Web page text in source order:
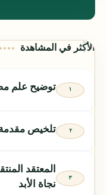
الأكثر في المشاهدة
توضيح علم
تلخيص
المعتقد
نجاة الأبد